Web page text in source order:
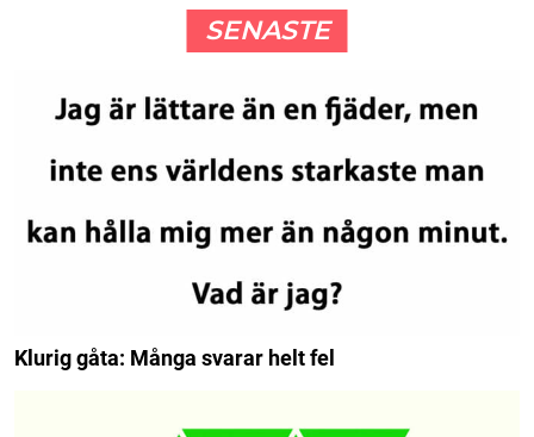
SENASTE
Klurig gåta: Många svarar helt fel